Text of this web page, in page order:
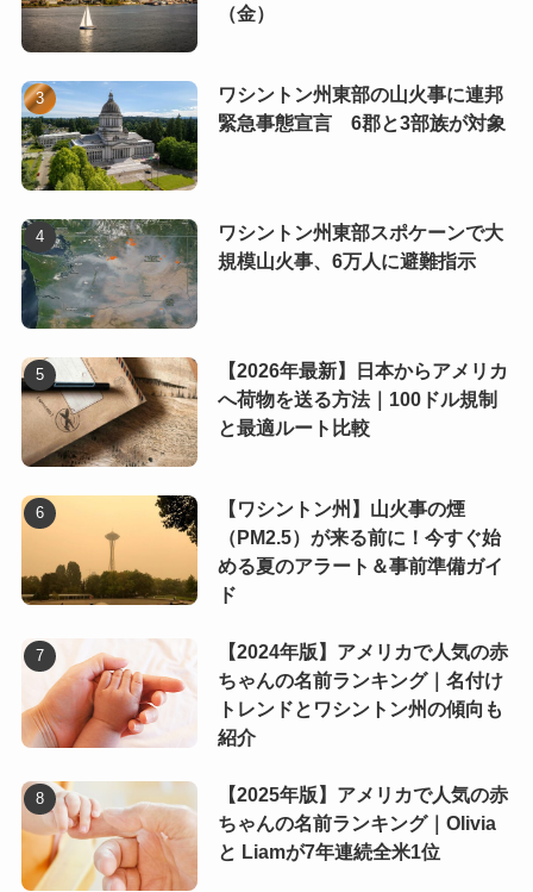
（金）
ワシントン州東部の山火事に連邦
緊急事態宣言 6郡と3部族が対象
ワシントン州東部スポケーンで大
規模山火事、6万人に避難指示
【2026年最新】日本からアメリカ
へ荷物を送る方法｜100ドル規制
と最適ルート比較
【ワシントン州】山火事の煙
（PM2.5）が来る前に！今すぐ始
める夏のアラート＆事前準備ガイ
ド
【2024年版】アメリカで人気の赤
ちゃんの名前ランキング｜名付け
トレンドとワシントン州の傾向も
紹介
【2025年版】アメリカで人気の赤
ちゃんの名前ランキング｜Olivia
と Liamが7年連続全米1位